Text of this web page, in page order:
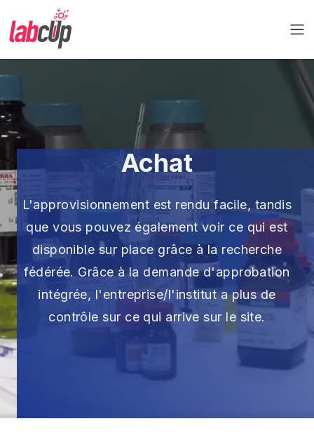
Labcup Ltd.
Achat
L'approvisionnement est rendu facile, tandis
que vous pouvez également voir ce qui est
disponible sur place grâce à la recherche
fédérée. Grâce à la demande d'approbation
intégrée, l'entreprise/l'institut a plus de
contrôle sur ce qui arrive sur le site.